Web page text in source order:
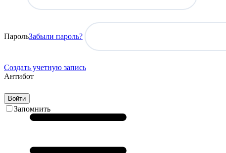
ПарольЗабыли пароль?
Создать учетную запись
Антибот
Войти
Запомнить